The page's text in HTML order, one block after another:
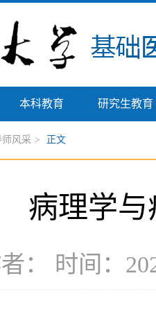
本科教育 研究生教育
师风采 > 正文
病理学
： 时间：